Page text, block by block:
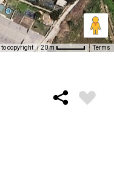
copyright 20 m Terms